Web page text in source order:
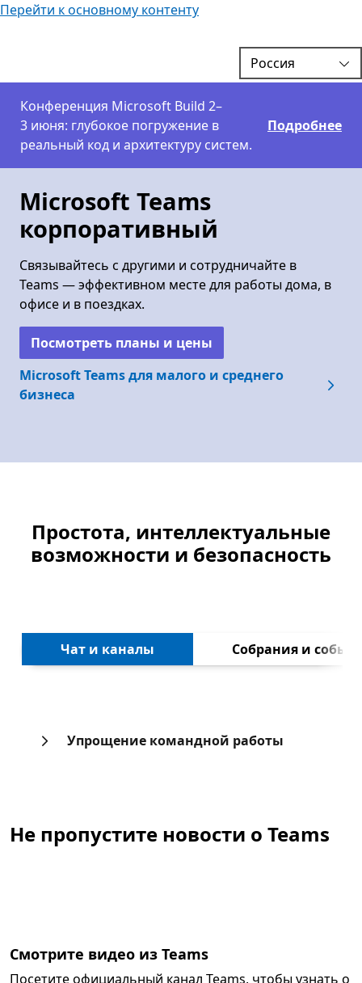
Перейти к основному контенту
Конференция Microsoft Build 2–
3 июня: глубокое погружение в
реальный код и архитектуру систем.
Подробнее
Microsoft Teams
корпоративный
Связывайтесь с другими и сотрудничайте в
Teams — эффективном месте для работы дома, в
офисе и в поездках.
Посмотреть планы и цены
Microsoft Teams для малого и среднего
бизнеса
Простота, интеллектуальные
возможности и безопасность
Чат и каналы Собрания и Далее
Упрощение командной работы
Не пропустите новости о Teams
Смотрите видео из Teams
Посетите официальный канал Teams, чтобы узнать о